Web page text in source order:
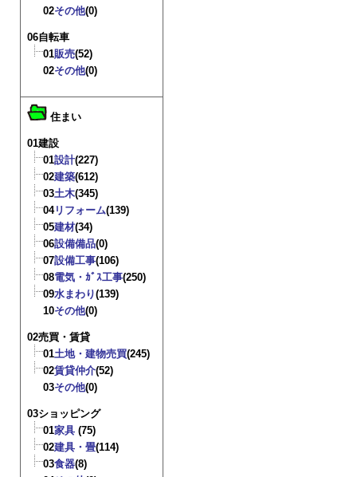
02その他(0)
06自転車
01販売(52)
02その他(0)
住まい
01建設
01設計(227)
02建築(612)
03土木(345)
04リフォーム(139)
05建材(34)
06設備備品(0)
07設備工事(106)
08電気・ｶﾞｽ工事(250)
09水まわり(139)
10その他(0)
02売買・賃貸
01土地・建物売買(245)
02賃貸仲介(52)
03その他(0)
03ショッピング
01家具 (75)
02建具・畳(114)
03食器(8)